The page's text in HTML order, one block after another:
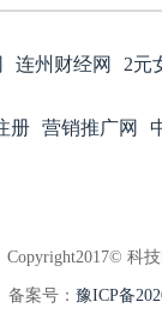
连州财经网 2元
册 营销推广网
Copyright2017© 科
备案号： 豫ICP备